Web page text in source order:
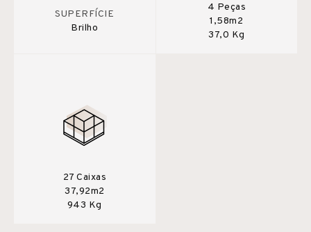
SUPERFÍCIE
Brilho
4 Peças
1,58m2
37,0 Kg
27 Caixas
37,92m2
943 Kg